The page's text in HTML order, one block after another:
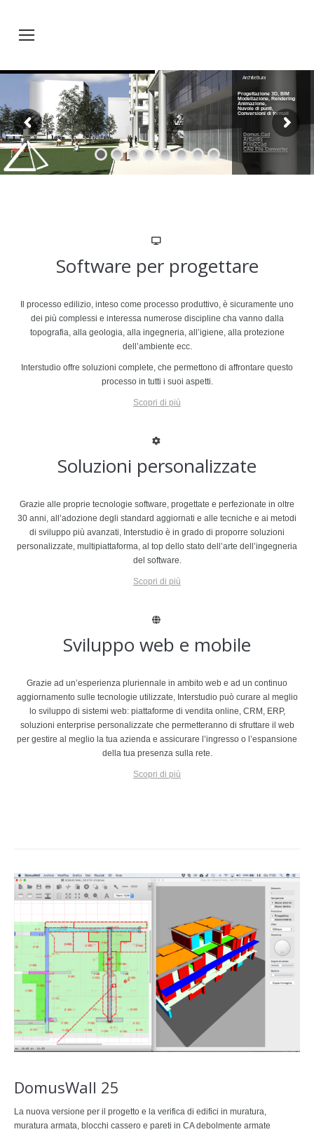
Architettura
Progettazione 3D, BIM
Modellazione, Rendering
Animazione,
Nuvole di punti,
Conversioni di formati
Domus.Cad
Artlantis
Print2Cad
CAD File Converter
Software per progettare
Il processo edilizio, inteso come processo produttivo, è sicuramente uno
dei più complessi e interessa numerose discipline cha vanno dalla
topografia, alla geologia, alla ingegneria, all’igiene, alla protezione
dell’ambiente ecc.
Interstudio offre soluzioni complete, che permettono di affrontare questo
processo in tutti i suoi aspetti.
Scopri di più
Soluzioni personalizzate
Grazie alle proprie tecnologie software, progettate e perfezionate in oltre
30 anni, all’adozione degli standard aggiornati e alle tecniche e ai metodi
di sviluppo più avanzati, Interstudio è in grado di proporre soluzioni
personalizzate, multipiattaforma, al top dello stato dell’arte dell’ingegneria
del software.
Scopri di più
Sviluppo web e mobile
Grazie ad un’esperienza pluriennale in ambito web e ad un continuo
aggiornamento sulle tecnologie utilizzate, Interstudio può curare al meglio
lo sviluppo di sistemi web: piattaforme di vendita online, CRM, ERP,
soluzioni enterprise personalizzate che permetteranno di sfruttare il web
per gestire al meglio la tua azienda e assicurare l’ingresso o l’espansione
della tua presenza sulla rete.
Scopri di più
DomusWall 25
La nuova versione per il progetto e la verifica di edifici in muratura,
muratura armata, blocchi cassero e pareti in CA debolmente armate